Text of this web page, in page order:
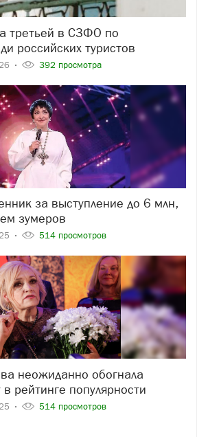
российских туристов
392 просмотра
зумеров
514 просмотров
рейтинге популярности
514 просмотров